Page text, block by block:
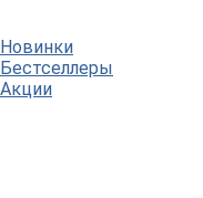
Новинки
Бестселлеры
Акции